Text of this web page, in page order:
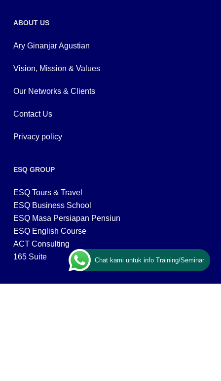
ABOUT US
Ary Ginanjar Agustian
Vision, Mission & Values
Our Networks & Clients
Contact Us
Privacy policy
ESQ GROUP
ESQ Tours & Travel
ESQ Business School
ESQ Masa Persiapan Pensiun
ESQ English Course
ACT Consulting
165 Suite
Chat kami untuk info Training/Seminar